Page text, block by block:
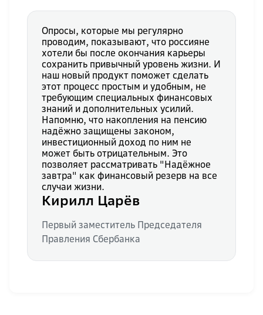
Опросы, которые мы регулярно
проводим, показывают, что россияне
хотели бы после окончания карьеры
сохранить привычный уровень жизни. И
наш новый продукт поможет сделать
этот процесс простым и удобным, не
требующим специальных финансовых
знаний и дополнительных усилий.
Напомню, что накопления на пенсию
надёжно защищены законом,
инвестиционный доход по ним не
может быть отрицательным. Это
позволяет рассматривать "Надёжное
завтра" как финансовый резерв на все
случаи жизни.
Кирилл Царёв
Первый заместитель Председателя
Правления Сбербанка